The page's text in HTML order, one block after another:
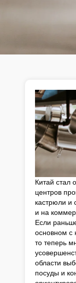
Китай стал
центров
кастрюли и
и на
Если
основном с
то теперь
области
посуды и